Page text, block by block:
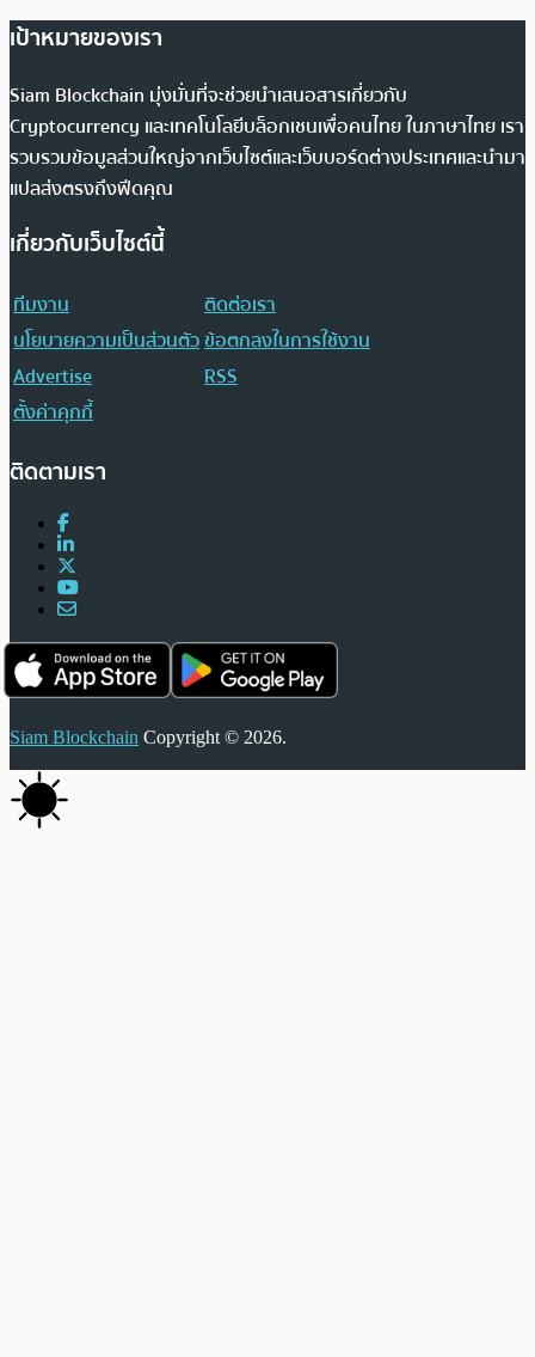
เป้าหมายของเรา
Siam Blockchain มุ่งมั่นที่จะช่วยนำเสนอสารเกี่ยวกับ
Cryptocurrency และเทคโนโลยีบล็อกเชนเพื่อคนไทย ในภาษาไทย เรา
รวบรวมข้อมูลส่วนใหญ่จากเว็บไซต์และเว็บบอร์ดต่างประเทศและนำมา
แปลส่งตรงถึงฟีดคุณ
เกี่ยวกับเว็บไซต์นี้
ทีมงาน
ติดต่อเรา
นโยบายความเป็นส่วนตัวข้อตกลงในการใช้งาน
Advertise
RSS
ตั้งค่าคุกกี้
ติดตามเรา
Siam Blockchain Copyright © 2026.